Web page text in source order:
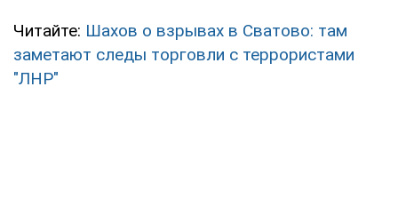
Читайте: Шахов о взрывах в Сватово: там
заметают следы торговли с террористами
"ЛНР"